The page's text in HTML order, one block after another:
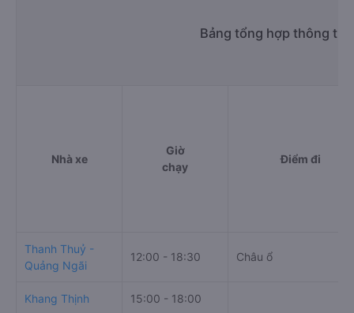
Bảng tổng hợp thông tin
Nhà xe
Giờ
chạy
Điểm đi
Thanh Thuỷ -
Quảng Ngãi
12:00 - 18:30 Châu ổ
Khang Thịnh 15:00 - 18:00